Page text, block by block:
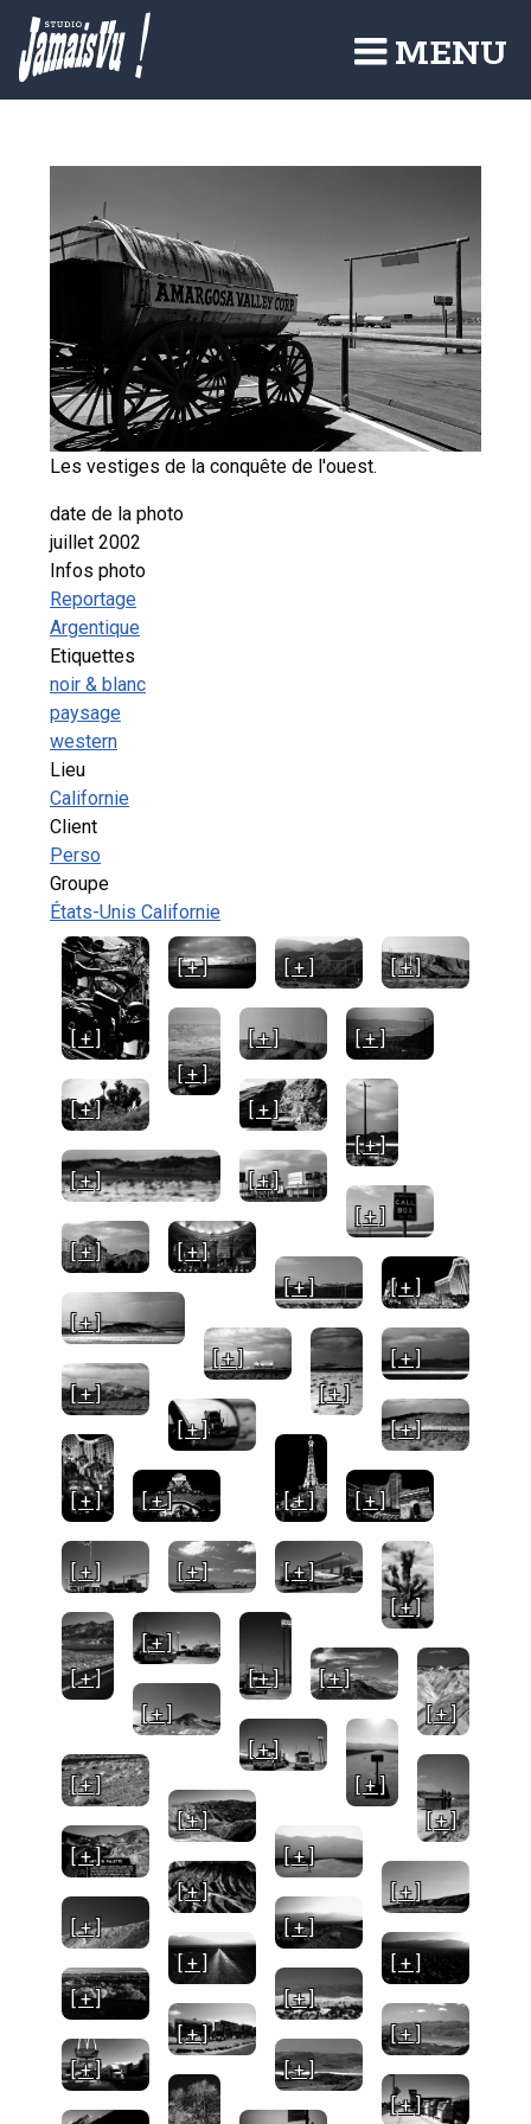
Aller
contenu
principal
MENU
Les vestiges de la conquête de l'ouest.
date de la photo
juillet 2002
Infos photo
Reportage
Argentique
Etiquettes
noir & blanc
paysage
western
Lieu
Californie
Client
Perso
Groupe
États-Unis Californie
[ + ]
[ + ] [ + ] [ + ]
[ + ]
[ + ] [ + ]
[ + ] [ + ]
[ + ]
[ + ]
[ + ]
[ + ]
[ + ]
[ + ]
[ + ]
[ + ]
[ + ]
[ + ]
[ + ]
[ + ]
[ + ]
[ + ]
[ + ]
[ + ] [ + ]
[ + ] [ + ]
[ + ] [ + ]
[ + ]
[ + ]
[ + ]
[ + ]
[ + ]
[ + ]
[ + ]
[ + ]
[ + ]
[ + ]
[ + ]
[ + ]
[ + ]
[ + ]
[ + ]
[ + ]
[ + ]
[ + ]
[ + ]
[ + ]
[ + ]
[ + ]
[ + ]
[ + ]
[ + ]
[ + ]
[ + ]
[ + ]